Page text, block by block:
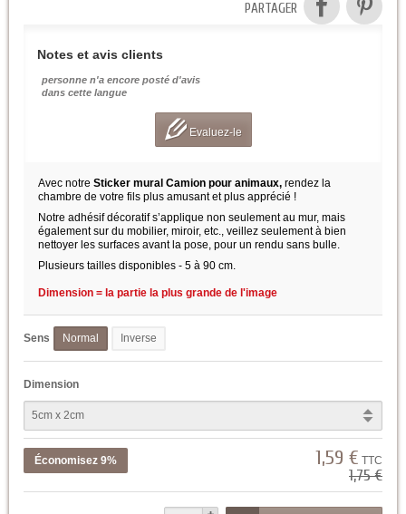
PARTAGER
Notes et avis clients
personne n'a encore posté d'avis
dans cette langue
Evaluez-le
Avec notre Sticker mural Camion pour animaux, rendez la
chambre de votre fils plus amusant et plus apprécié !
Notre adhésif décoratif s’applique non seulement au mur, mais
également sur du mobilier, miroir, etc., veillez seulement à bien
nettoyer les surfaces avant la pose, pour un rendu sans bulle.
Plusieurs tailles disponibles - 5 à 90 cm.
Dimension = la partie la plus grande de l'image
Sens Normal Inverse
Dimension
Économisez 9% 1,59 € TTC
1,75 €